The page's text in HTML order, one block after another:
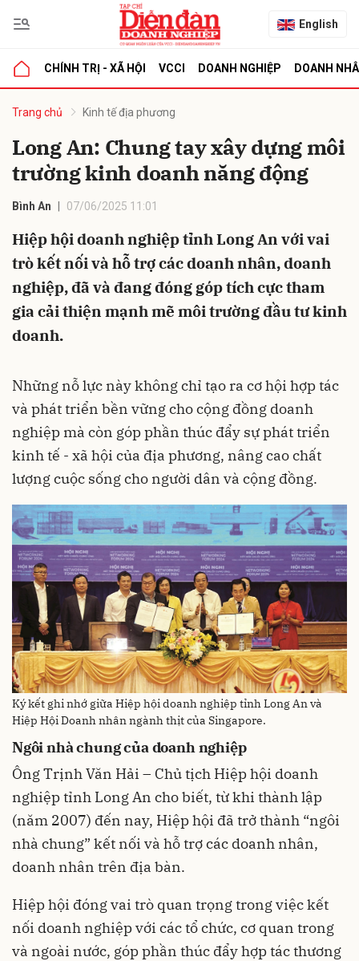
English
CHÍNH TRỊ - XÃ HỘI VCCI DOANH NGHIỆP DOANH
Trang chủ Kinh tế địa phương
Long An: Chung tay xây dựng môi
trường kinh doanh năng động
Bình An 07/06/2025 11:01
Hiệp hội doanh nghiệp tỉnh Long An với vai
trò kết nối và hỗ trợ các doanh nhân, doanh
nghiệp, đã và đang đóng góp tích cực tham
gia cải thiện mạnh mẽ môi trường đầu tư kinh
doanh.
Những nỗ lực này không chỉ tạo ra cơ hội hợp tác
và phát triển bền vững cho cộng đồng doanh
nghiệp mà còn góp phần thúc đẩy sự phát triển
kinh tế - xã hội của địa phương, nâng cao chất
lượng cuộc sống cho người dân và cộng đồng.
Ký kết ghi nhớ giữa Hiệp hội doanh nghiệp tỉnh Long An và
Hiệp Hội Doanh nhân ngành thịt của Singapore.
Ngôi nhà chung của doanh nghiệp
Ông Trịnh Văn Hải – Chủ tịch Hiệp hội doanh
nghiệp tỉnh Long An cho biết, từ khi thành lập
(năm 2007) đến nay, Hiệp hội đã trở thành “ngôi
nhà chung” kết nối và hỗ trợ các doanh nhân,
doanh nhân trên địa bàn.
Hiệp hội đóng vai trò quan trọng trong việc kết
nối doanh nghiệp với các tổ chức, cơ quan trong
và ngoài nước, góp phần thúc đẩy hợp tác thương
luận
Hủy